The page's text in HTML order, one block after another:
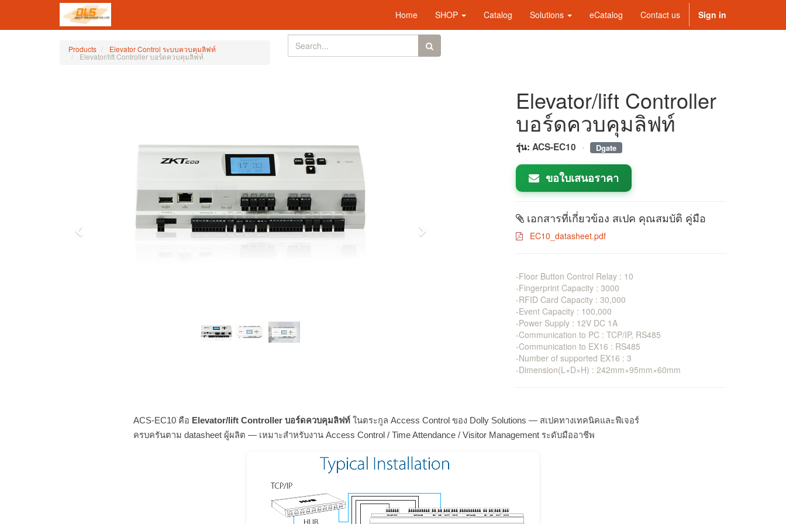
Home SHOP Catalog Solutions eCatalog Contact us Sign in
Products Elevator Control ระบบควบคุมลิฟท์
Elevator/lift Controller บอร์ดควบคุมลิฟท์
Next
Elevator/lift Controller
บอร์ดควบคุมลิฟท์
รุ่น: ACS-EC10 · Dgate
ขอใบเสนอราคา
เอกสารที่เกี่ยวข้อง สเปค คุณสมบัติ คู่มือ
EC10_datasheet.pdf
-Floor Button Control Relay : 10
-Fingerprint Capacity : 3000
-RFID Card Capacity : 30,000
-Event Capacity : 100,000
-Power Supply : 12V DC 1A
-Communication to PC : TCP/IP, RS485
-Communication to EX16 : RS485
-Number of supported EX16 : 3
-Dimension(L×D×H) : 242mm×95mm×60mm
ACS-EC10 คือ Elevator/lift Controller บอร์ดควบคุมลิฟท์ ในตระกูล Access Control ของ Dolly Solutions — สเปคทางเทคนิคและฟีเจอร์
ครบครันตาม datasheet ผู้ผลิต — เหมาะสำหรับงาน Access Control / Time Attendance / Visitor Management ระดับมืออาชีพ